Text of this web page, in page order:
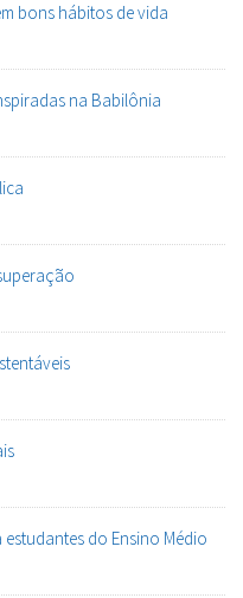
bons hábitos de vida
na Babilônia
do Ensino Médio